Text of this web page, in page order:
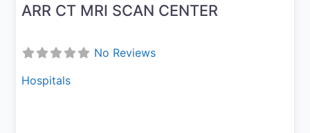
ARR CT MRI SCAN CENTER
No Reviews
Hospitals